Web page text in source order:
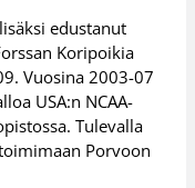
edustanut
Koripoikia
Vuosina 2003-07
USA:n NCAA-
Tulevalla
Porvoon